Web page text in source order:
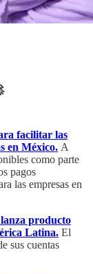
facilitar las
en México. A
como parte
pagos
las empresas en
producto
Latina. El
sus cuentas